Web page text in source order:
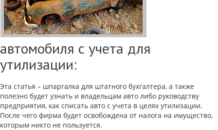
автомобиля с учета для
утилизации:
Эта статья – шпаргалка для штатного бухгалтера, а также
полезно будет узнать и владельцам авто либо руководству
предприятия, как списать авто с учета в целях утилизации.
После чего фирма будет освобождена от налога на имущество,
которым никто не пользуется.